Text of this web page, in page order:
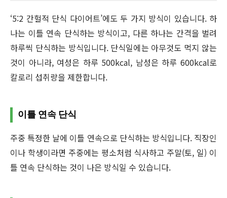
‘5:2 간헐적 단식 다이어트’에도 두 가지 방식이 있습니다. 하
나는 이틀 연속 단식하는 방식이고, 다른 하나는 간격을 벌려
하루씩 단식하는 방식입니다. 단식일에는 아무것도 먹지 않는
것이 아니라, 여성은 하루 500kcal, 남성은 하루 600kcal로
칼로리 섭취량을 제한합니다.
이틀 연속 단식
주중 특정한 날에 이틀 연속으로 단식하는 방식입니다. 직장인
이나 학생이라면 주중에는 평소처럼 식사하고 주말(토, 일) 이
틀 연속 단식하는 것이 나은 방식일 수 있습니다.